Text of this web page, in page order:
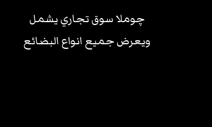
چوملا سوق تجاري يشمل
ويعرض جميع انواع البضائع